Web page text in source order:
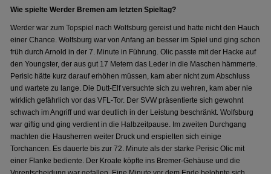
Wie spielte Werder Bremen am letzten Spieltag?
Werder war zum Topspiel nach Wolfsburg gereist und hatte nicht den Hauch
einer Chance. Wolfsburg war von Anfang an besser im Spiel und ging schon
früh durch Arnold in der 7. Minute in Führung. Olic passte mit der Hacke auf
den Youngster, der aus gut 17 Metern das Leder in die Maschen hämmerte.
Perisic hätte kurz darauf erhöhen müssen, kam aber nicht zum Abschluss
und wartete zu lange. Die Dutt-Elf versuchte sich zu wehren, kam aber nie
wirklich gefährlich vor das VFL-Tor. Der SVW präsentierte sich gewohnt
schwach im Angriff und war deutlich in der Leistung beschränkt. Wolfsburg
war giftig und ging verdient in die Halbzeitpause. Im zweiten Durchgang
machten die Hausherren weiter Druck und erspielten sich einige
Torchancen. Es dauerte bis zur 72. Minute als der starke Perisic Olic mit
einer Flanke bediente. Der Kroate köpfte ins Bremer-Gehäuse und die